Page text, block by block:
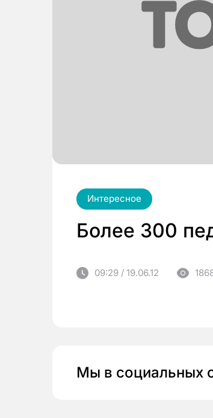
Интересное
Более 300
09:29 / 19.06.12
Мы в социальных